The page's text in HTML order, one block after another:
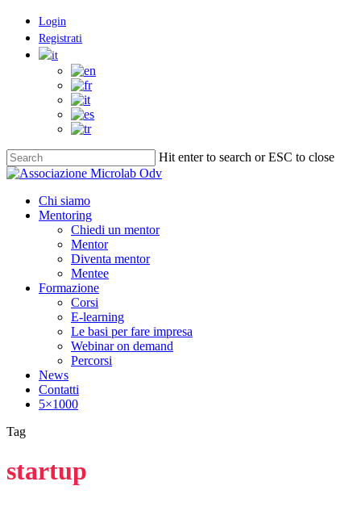
Skip
content
Login
Registrati
Hit enter to search or ESC to close
Close
Menu
Chi siamo
Mentoring
Chiedi un mentor
Mentor
Diventa mentor
Mentee
Formazione
Corsi
E-learning
Le basi per fare impresa
Webinar on demand
Percorsi
News
Contatti
5×1000
Tag
startup